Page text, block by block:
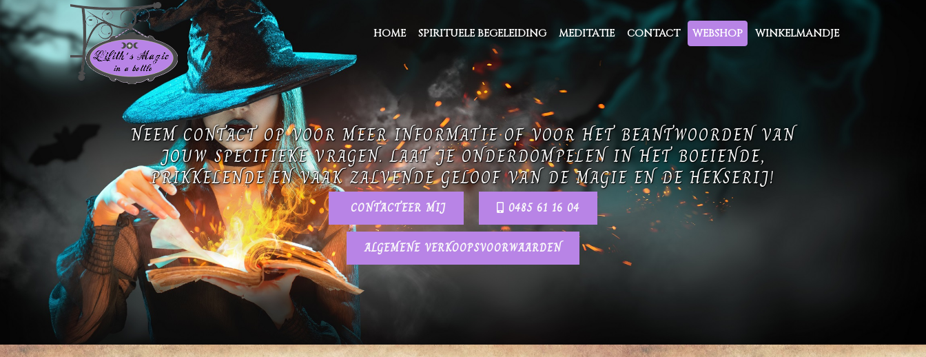
HOME SPIRITUELE BEGELEIDING MEDITATIE CONTACT WEBSHOP WINKELMANDJE
NEEM CONTACT OP VOOR MEER INFORMATIE OF VOOR HET BEANTWOORDEN VAN
JOUW SPECIFIEKE VRAGEN. LAAT JE ONDERDOMPELEN IN HET BOEIENDE,
PRIKKELENDE EN VAAK ZALVENDE GELOOF VAN DE MAGIE EN DE HEKSERIJ!
CONTACTEER MIJ 0485 61 16 04
ALGEMENE VERKOOPSVOORWAARDEN